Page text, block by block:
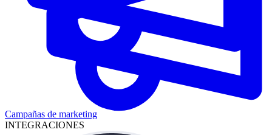
Campañas de marketing
INTEGRACIONES